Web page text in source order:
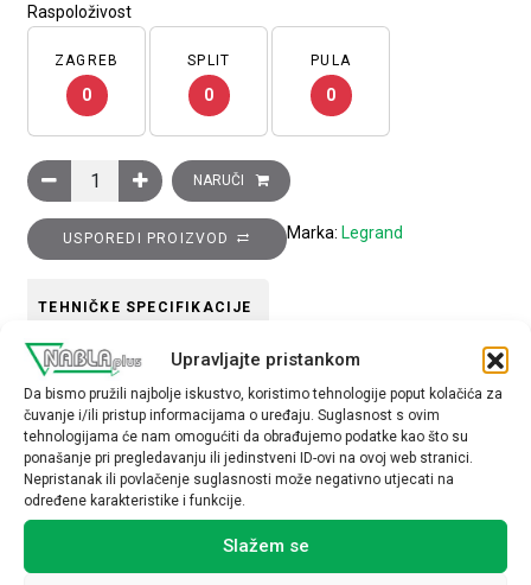
Upravljajte pristankom
Da bismo pružili najbolje iskustvo, koristimo tehnologije poput kolačića za
čuvanje i/ili pristup informacijama o uređaju. Suglasnost s ovim
tehnologijama će nam omogućiti da obrađujemo podatke kao što su
ponašanje pri pregledavanju ili jedinstveni ID-ovi na ovoj web stranici.
Nepristanak ili povlačenje suglasnosti može negativno utjecati na
određene karakteristike i funkcije.
Slažem se
Raspoloživost
ZAGREB
0
SPLIT
0
PULA
0
Slijepa ploča, metalna, 5U količina
NARUČI
USPOREDI PROIZVOD Marka: Legrand
TEHNIČKE SPECIFIKACIJE
Povezani proizvodi